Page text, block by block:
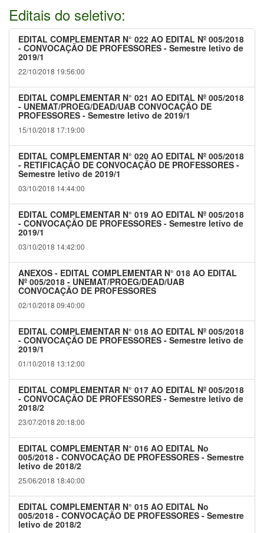
Editais do seletivo:
EDITAL COMPLEMENTAR N° 022 AO EDITAL Nº 005/2018
- CONVOCAÇÃO DE PROFESSORES - Semestre letivo de
2019/1
22/10/2018 19:56:00
EDITAL COMPLEMENTAR N° 021 AO EDITAL Nº 005/2018
- UNEMAT/PROEG/DEAD/UAB CONVOCAÇÃO DE
PROFESSORES - Semestre letivo de 2019/1
15/10/2018 17:19:00
EDITAL COMPLEMENTAR N° 020 AO EDITAL Nº 005/2018
- RETIFICAÇÃO DE CONVOCAÇÃO DE PROFESSORES -
Semestre letivo de 2019/1
03/10/2018 14:44:00
EDITAL COMPLEMENTAR N° 019 AO EDITAL Nº 005/2018
- CONVOCAÇÃO DE PROFESSORES - Semestre letivo de
2019/1
03/10/2018 14:42:00
ANEXOS - EDITAL COMPLEMENTAR N° 018 AO EDITAL
Nº 005/2018 - UNEMAT/PROEG/DEAD/UAB
CONVOCAÇÃO DE PROFESSORES
02/10/2018 09:40:00
EDITAL COMPLEMENTAR N° 018 AO EDITAL Nº 005/2018
- CONVOCAÇÃO DE PROFESSORES - Semestre letivo de
2019/1
01/10/2018 13:12:00
EDITAL COMPLEMENTAR N° 017 AO EDITAL Nº 005/2018
- CONVOCAÇÃO DE PROFESSORES - Semestre letivo de
2018/2
23/07/2018 20:18:00
EDITAL COMPLEMENTAR N° 016 AO EDITAL No
005/2018 - CONVOCAÇÃO DE PROFESSORES - Semestre
letivo de 2018/2
25/06/2018 18:40:00
EDITAL COMPLEMENTAR N° 015 AO EDITAL No
005/2018 - CONVOCAÇÃO DE PROFESSORES - Semestre
letivo de 2018/2